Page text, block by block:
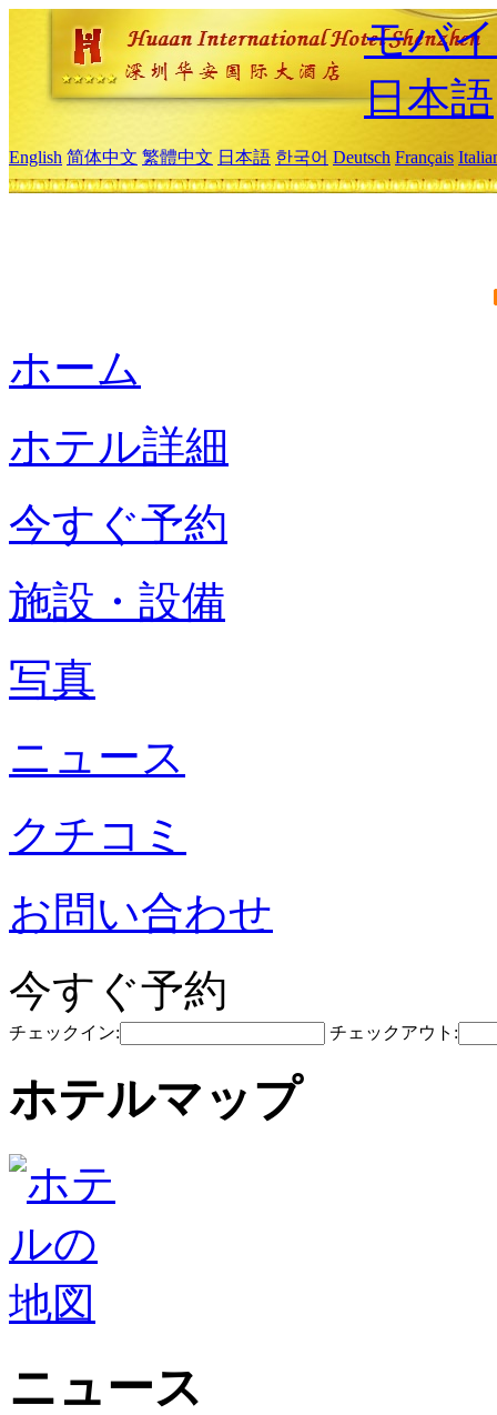
モバ
日本語
English 简体中文 繁體中文 日本語 한국어 Deutsch Français
ホーム
ホテル詳細
今すぐ予約
施設・設備
写真
ニュース
クチコミ
お問い合わせ
今すぐ予約
チェックイン: チェックアウト:
ホテルマップ
ニュース